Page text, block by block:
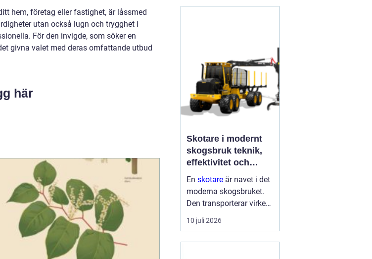
hem, företag eller fastighet, är låssmed
utan också lugn och trygghet i
För den invigde, som söker en
givna valet med deras omfattande utbud
här
energikostnader. I en tid
där många söker...
Skotare i modernt
skogsbruk teknik,
effektivitet och
hållbarhet
En skotare är navet i det
moderna skogsbruket.
Den transporterar virke
från avverkningsplatsen
till bilväg eller
10 juli 2026